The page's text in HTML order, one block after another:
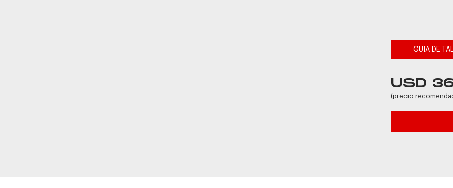
GUIA DE
USD
(precio